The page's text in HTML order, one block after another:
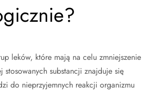
leków, które mają na celu zmniejszenie
substancji znajduje się
do nieprzyjemnych reakcji organizmu